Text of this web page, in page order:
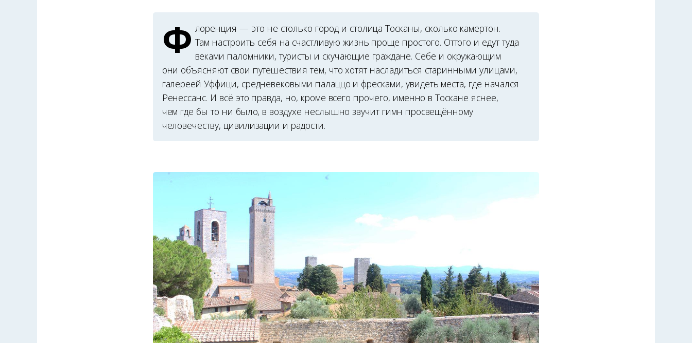
Ф лоренция — это не столько город и столица Тосканы, сколько камертон.
Там настроить себя на счастливую жизнь проще простого. Оттого и едут туда
веками паломники, туристы и скучающие граждане. Себе и окружающим
они объясняют свои путешествия тем, что хотят насладиться старинными улицами,
галереей Уффици, средневековыми палаццо и фресками, увидеть места, где начался
Ренессанс. И всё это правда, но, кроме всего прочего, именно в Тоскане яснее,
чем где бы то ни было, в воздухе неслышно звучит гимн просвещённому
человечеству, цивилизации и радости.